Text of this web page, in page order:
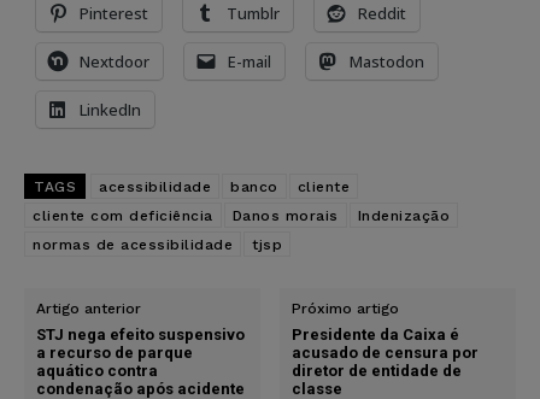
Pinterest Tumblr Reddit
Nextdoor E-mail Mastodon
LinkedIn
TAGS acessibilidade banco
cliente
cliente com deficiência
Danos morais
Indenização
normas de acessibilidade
tjsp
Artigo anterior
STJ nega efeito suspensivo
a recurso de parque
aquático contra
condenação após acidente
Próximo artigo
Presidente da Caixa é
acusado de censura por
diretor de entidade de
classe